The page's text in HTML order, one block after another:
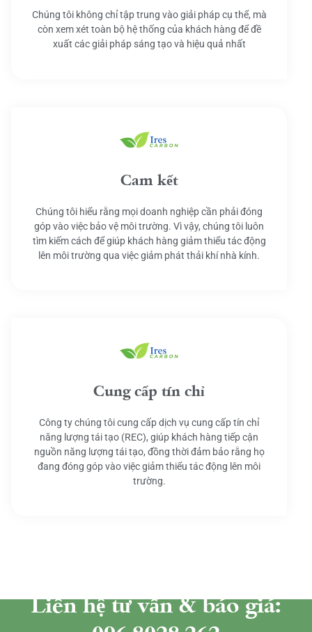
Chúng tôi không chỉ tập trung vào giải pháp cụ thể, mà
còn xem xét toàn bộ hệ thống của khách hàng để đề
xuất các giải pháp sáng tạo và hiệu quả nhất
Cam kết
Chúng tôi hiểu rằng mọi doanh nghiệp cần phải đóng
góp vào việc bảo vệ môi trường. Vì vậy, chúng tôi luôn
tìm kiếm cách để giúp khách hàng giảm thiểu tác động
lên môi trường qua việc giảm phát thải khí nhà kính.
Cung cấp tín chỉ
Công ty chúng tôi cung cấp dịch vụ cung cấp tín chỉ
năng lượng tái tạo (REC), giúp khách hàng tiếp cận
nguồn năng lượng tái tạo, đồng thời đảm bảo rằng họ
đang đóng góp vào việc giảm thiểu tác động lên môi
trường.
Liên hệ tư vấn & báo giá: